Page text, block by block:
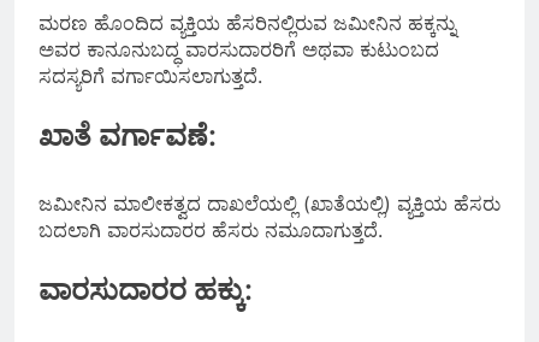
ಮರಣ ಹೊಂದಿದ ವ್ಯಕ್ತಿಯ ಹೆಸರಿನಲ್ಲಿರುವ ಜಮೀನಿನ ಹಕ್ಕನ್ನು
ಅವರ ಕಾನೂನುಬದ್ಧ ವಾರಸುದಾರರಿಗೆ ಅಥವಾ ಕುಟುಂಬದ
ಸದಸ್ಯರಿಗೆ ವರ್ಗಾಯಿಸಲಾಗುತ್ತದೆ.
ಖಾತೆ ವರ್ಗಾವಣೆ:
ಜಮೀನಿನ ಮಾಲೀಕತ್ವದ ದಾಖಲೆಯಲ್ಲಿ (ಖಾತೆಯಲ್ಲಿ) ವ್ಯಕ್ತಿಯ ಹೆಸರು
ಬದಲಾಗಿ ವಾರಸುದಾರರ ಹೆಸರು ನಮೂದಾಗುತ್ತದೆ.
ವಾರಸುದಾರರ ಹಕ್ಕು: